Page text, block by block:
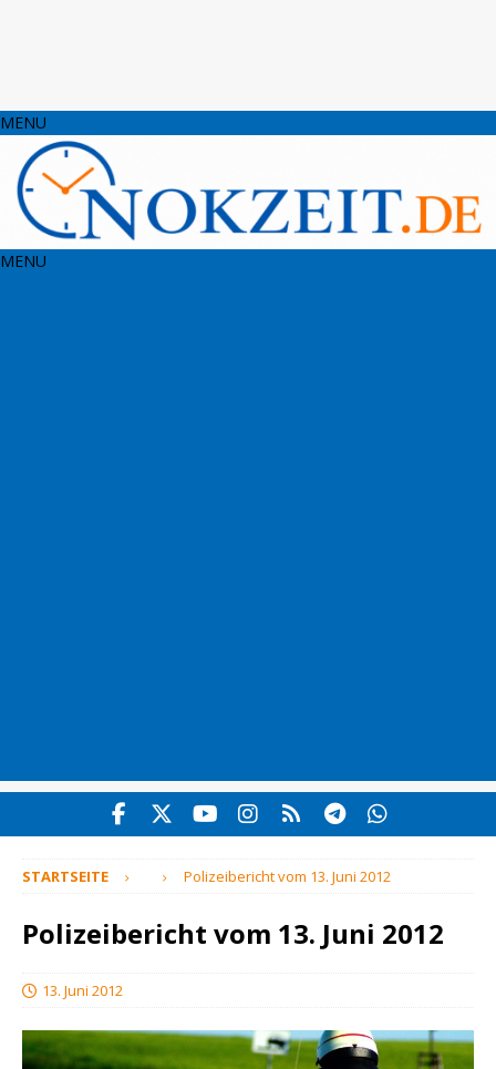
MENU
MENU
STARTSEITE Polizeibericht vom 13. Juni 2012
Polizeibericht vom 13. Juni 2012
13. Juni 2012